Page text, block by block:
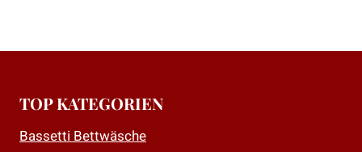
TOP KATEGORIEN
Bassetti Bettwäsche